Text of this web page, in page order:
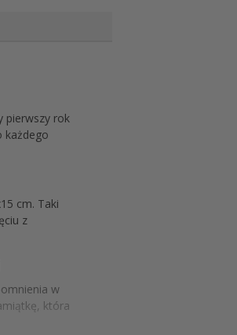
pierwszy rok
każdego
cm. Taki
z
w
która